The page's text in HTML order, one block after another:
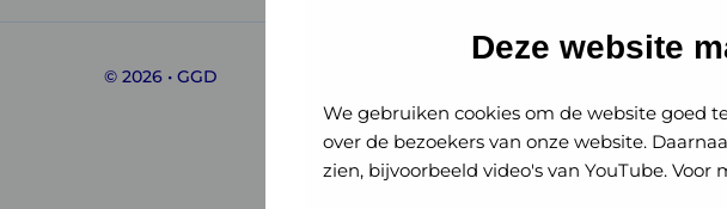
Deze website
We gebruiken cookies om de website goed
over de bezoekers van onze website.
zien, bijvoorbeeld video's van YouTube. Voor
GHORGHOR
Nederland
© 2026 • GGD